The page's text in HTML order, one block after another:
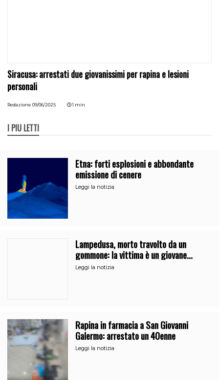
Siracusa: arrestati due giovanissimi per rapina e lesioni
personali
Redazione 09/06/2025 1 min
I PIÙ LETTI
Etna: forti esplosioni e abbondante
emissione di cenere
Leggi la notizia
Lampedusa, morto travolto da un
gommone: la vittima è un giovane
regista di Caltanissetta
Leggi la notizia
Rapina in farmacia a San Giovanni
Galermo: arrestato un 40enne
Leggi la notizia